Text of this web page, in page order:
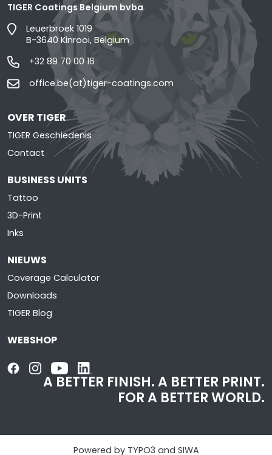
TIGER Coatings Belgium bvba
Leuerbroek 1019
B-3640 Kinrooi, Belgium
+32 89 70 00 16
office.be(at)tiger-coatings.com
OVER TIGER
TIGER Geschiedenis
Contact
BUSINESS UNITS
Tattoo
3D-Print
Inks
NIEUWS
Coverage Calculator
Downloads
TIGER Blog
WEBSHOP
A BETTER FINISH.A BETTER PRINT.
FOR A BETTER WORLD.
Powered by TYPO3 and SIWA